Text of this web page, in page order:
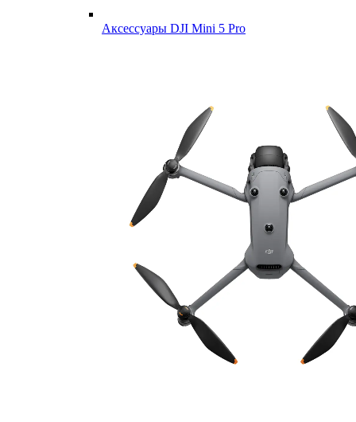
Аксессуары DJI Mini 5 Pro